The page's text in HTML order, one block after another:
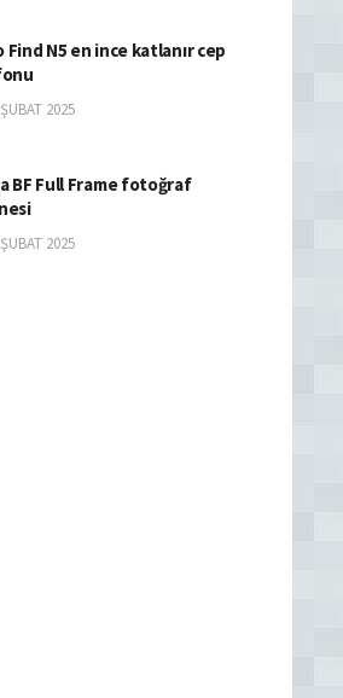
Find N5 en ince katlanır cep
2025
BF Full Frame fotoğraf
2025